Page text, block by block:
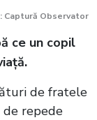
Captură Observator
ce un copil
de fratele
de repede